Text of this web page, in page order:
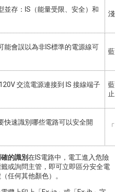
並存：IS（能量受限、安全）和
淺藍
能會誤以為非IS標準的電源線可
藍色
交流電源連接到 IS 接線端子
藍色
止錯
快速識別哪些電路可以安全開
「
的識別在IS電路中，電工進入危險
或詢問主管，即可立即區分安全電
任何其他顏色）。